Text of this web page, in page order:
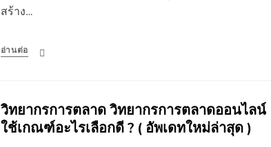
สร้าง…
อ่านต่อ
วิทยากรการตลาด วิทยากรการตลาดออนไลน์
ใช้เกณฑ์อะไรเลือกดี ? ( อัพเดทใหม่ล่าสุด )